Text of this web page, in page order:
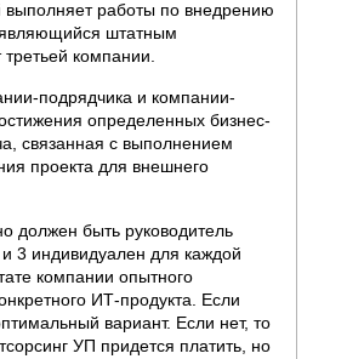
выполняет работы по внедрению
являющийся штатным
компании.
подрядчика и компании-
определенных бизнес-
связанная с выполнением
проекта для внешнего
должен быть руководитель
3 индивидуален для каждой
компании опытного
ИТ-продукта. Если
вариант. Если нет, то
УП придется платить, но